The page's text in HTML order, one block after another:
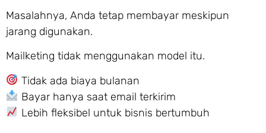
Masalahnya, Anda tetap membayar meskipun
jarang digunakan.
Mailketing tidak menggunakan model itu.
Tidak ada biaya bulanan
Bayar hanya saat email terkirim
Lebih fleksibel untuk bisnis bertumbuh